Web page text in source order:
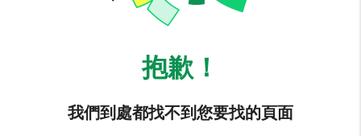
抱歉！
我們到處都找不到您要找的頁面